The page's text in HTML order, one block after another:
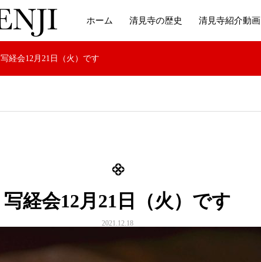
ホーム 清見寺の歴史 清見寺紹介動画
写経会12月21日（火）です
写経会12月21日（火）です
2021.12.18